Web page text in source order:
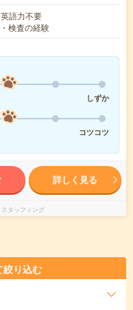
語力不要
検査の経験
しずか
コツコツ
詳しく見る
タッフィング
絞り込む